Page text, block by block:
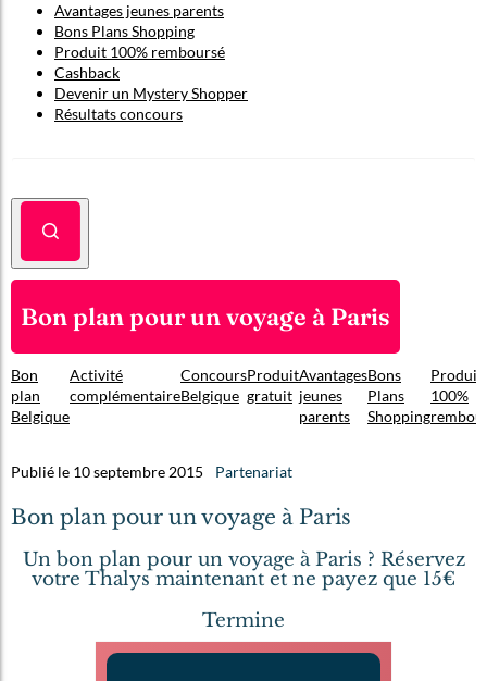
Avantages jeunes parents
Bons Plans Shopping
Produit 100% remboursé
Cashback
Devenir un Mystery Shopper
Résultats concours
Bon plan pour un voyage à Paris
Bon
plan
Belgique
Activité
complémentaire
Concours
Belgique
Produit
gratuit
Avantages
jeunes
parents
Bons
Plans
Shopping
Produit
100%
Publié le 10 septembre 2015 Partenariat
Bon plan pour un voyage à Paris
Un bon plan pour un voyage à Paris ? Réservez
votre Thalys maintenant et ne payez que 15€
Termine